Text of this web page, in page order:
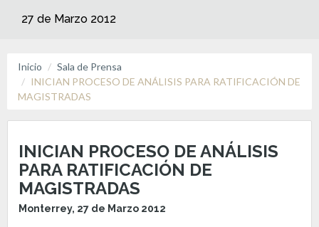
27 de Marzo 2012
Inicio
Sala de Prensa
INICIAN PROCESO DE ANÁLISIS PARA RATIFICACIÓN DE
MAGISTRADAS
INICIAN PROCESO DE ANÁLISIS
PARA RATIFICACIÓN DE
MAGISTRADAS
Monterrey, 27 de Marzo 2012